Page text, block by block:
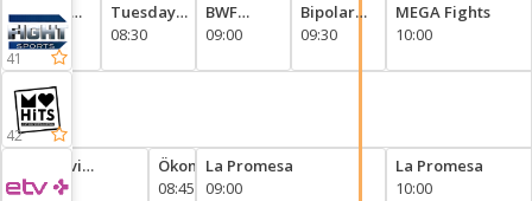
41
42
Macho:
The
Hector
Camacho
Story
08:00
Tuesday
Night
08:30
BWF
Martial
09:00
Bipolar
Rock n'
09:30
MEGA Fights
10:00
Stepilõvi
Celaleddin
08:00
Ökomajad
08:45
La Promesa
09:00
La Promesa
10:00